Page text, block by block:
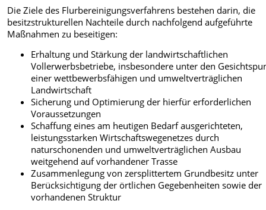
Die Ziele des Flurbereinigungsverfahrens bestehen darin, die
besitzstrukturellen Nachteile durch nachfolgend aufgeführte
Maßnahmen zu beseitigen:
Erhaltung und Stärkung der landwirtschaftlichen
Vollerwerbsbetriebe, insbesondere unter den
einer wettbewerbsfähigen und umweltverträglichen
Landwirtschaft
Sicherung und Optimierung der hierfür erforderlichen
Voraussetzungen
Schaffung eines am heutigen Bedarf ausgerichteten,
leistungsstarken Wirtschaftswegenetzes durch
naturschonenden und umweltverträglichen Ausbau
weitgehend auf vorhandener Trasse
Zusammenlegung von zersplittertem Grundbesitz unter
Berücksichtigung der örtlichen Gegebenheiten sowie der
vorhandenen Struktur